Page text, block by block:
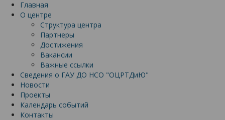
Главная
О центре
Структура центра
Партнеры
Достижения
Вакансии
Важные ссылки
Сведения о ГАУ ДО НСО "ОЦРТДиЮ"
Новости
Проекты
Календарь событий
Контакты